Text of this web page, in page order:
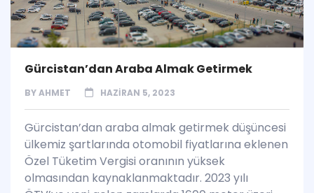
Gürcistan’dan Araba Almak Getirmek
BYAHMET HAZIRAN 5, 2023
Gürcistan’dan araba almak getirmek düşüncesi
ülkemiz şartlarında otomobil fiyatlarına eklenen
Özel Tüketim Vergisi oranının yüksek
olmasından kaynaklanmaktadır. 2023 yılı